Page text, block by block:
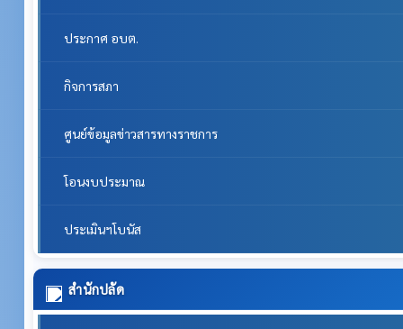
ประกาศ อบต.
กิจการสภา
ศูนย์ข้อมูลข่าวสารทางราชการ
โอนงบประมาณ
ประเมินฯโบนัส
สำนักปลัด